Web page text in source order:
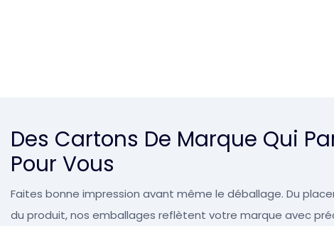
Des Cartons De Marque Qui
Pour Vous
Faites bonne impression avant même le déballage. Du
du produit, nos emballages reflètent votre marque avec